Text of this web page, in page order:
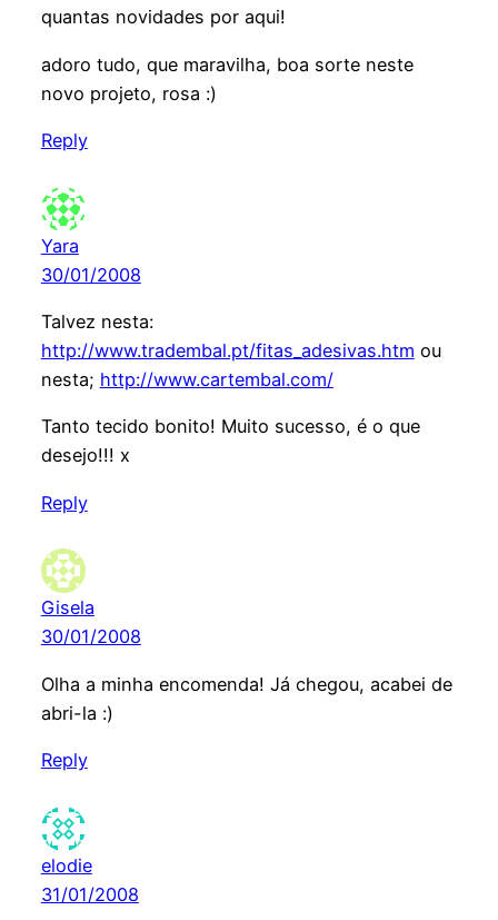
quantas novidades por aqui!
adoro tudo, que maravilha, boa sorte neste
novo projeto, rosa :)
Reply
Yara
30/01/2008
Talvez nesta:
http://www.tradembal.pt/fitas_adesivas.htm ou
nesta; http://www.cartembal.com/
Tanto tecido bonito! Muito sucesso, é o que
desejo!!! x
Reply
Gisela
30/01/2008
Olha a minha encomenda! Já chegou, acabei de
abri-la :)
Reply
elodie
31/01/2008